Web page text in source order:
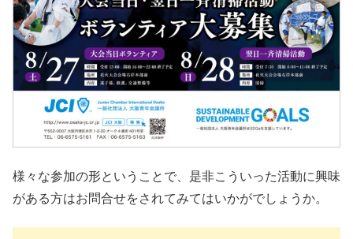
様々な参加の形ということで、是非こういった活動に興味
がある方はお問合せをされてみてはいかがでしょうか。